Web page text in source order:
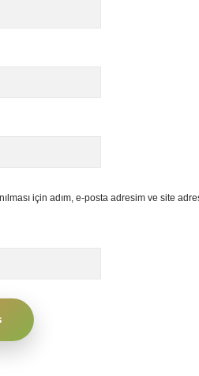
için adım, e-posta adresim ve site